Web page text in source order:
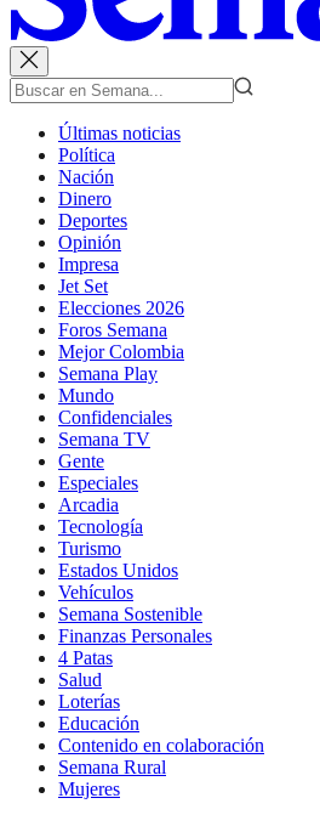
Últimas noticias
Política
Nación
Dinero
Deportes
Opinión
Impresa
Jet Set
Elecciones 2026
Foros Semana
Mejor Colombia
Semana Play
Mundo
Confidenciales
Semana TV
Gente
Especiales
Arcadia
Tecnología
Turismo
Estados Unidos
Vehículos
Semana Sostenible
Finanzas Personales
4 Patas
Salud
Loterías
Educación
Contenido en colaboración
Semana Rural
Mujeres